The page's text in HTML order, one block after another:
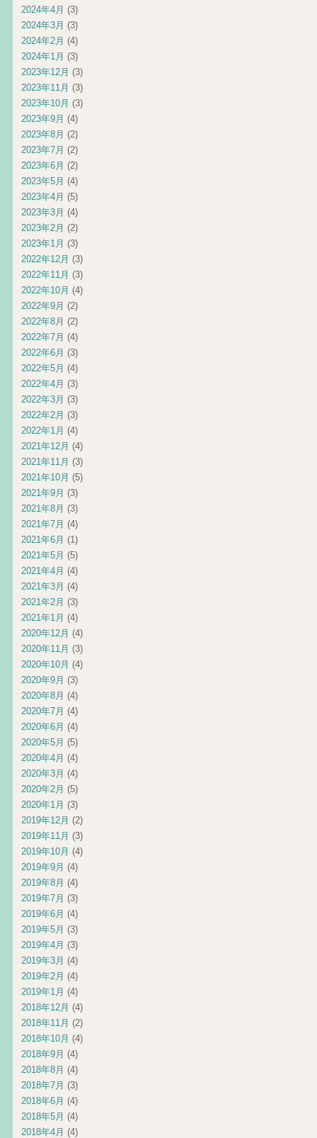
2024年4月 (3)
2024年3月 (3)
2024年2月 (4)
2024年1月 (3)
2023年12月 (3)
2023年11月 (3)
2023年10月 (3)
2023年9月 (4)
2023年8月 (2)
2023年7月 (2)
2023年6月 (2)
2023年5月 (4)
2023年4月 (5)
2023年3月 (4)
2023年2月 (2)
2023年1月 (3)
2022年12月 (3)
2022年11月 (3)
2022年10月 (4)
2022年9月 (2)
2022年8月 (2)
2022年7月 (4)
2022年6月 (3)
2022年5月 (4)
2022年4月 (3)
2022年3月 (3)
2022年2月 (3)
2022年1月 (4)
2021年12月 (4)
2021年11月 (3)
2021年10月 (5)
2021年9月 (3)
2021年8月 (3)
2021年7月 (4)
2021年6月 (1)
2021年5月 (5)
2021年4月 (4)
2021年3月 (4)
2021年2月 (3)
2021年1月 (4)
2020年12月 (4)
2020年11月 (3)
2020年10月 (4)
2020年9月 (3)
2020年8月 (4)
2020年7月 (4)
2020年6月 (4)
2020年5月 (5)
2020年4月 (4)
2020年3月 (4)
2020年2月 (5)
2020年1月 (3)
2019年12月 (2)
2019年11月 (3)
2019年10月 (4)
2019年9月 (4)
2019年8月 (4)
2019年7月 (3)
2019年6月 (4)
2019年5月 (3)
2019年4月 (3)
2019年3月 (4)
2019年2月 (4)
2019年1月 (4)
2018年12月 (4)
2018年11月 (2)
2018年10月 (4)
2018年9月 (4)
2018年8月 (4)
2018年7月 (3)
2018年6月 (4)
2018年5月 (4)
2018年4月 (4)